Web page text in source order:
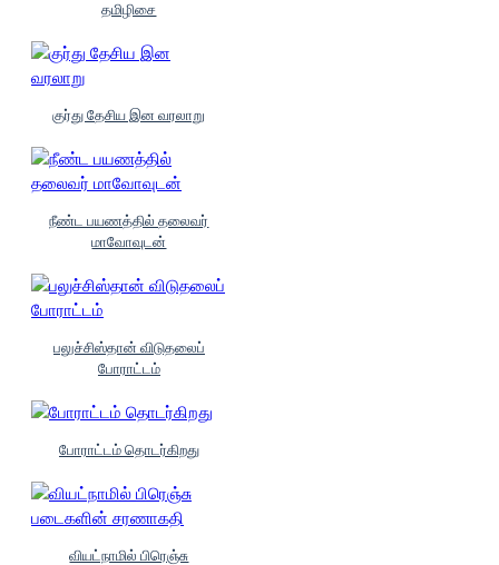
தமிழிசை
குர்து தேசிய இன வரலாறு
நீண்ட பயணத்தில் தலைவர்
மாவோவுடன்
பலுச்சிஸ்தான் விடுதலைப்
போராட்டம்
போராட்டம் தொடர்கிறது
வியட்நாமில் பிரெஞ்சு